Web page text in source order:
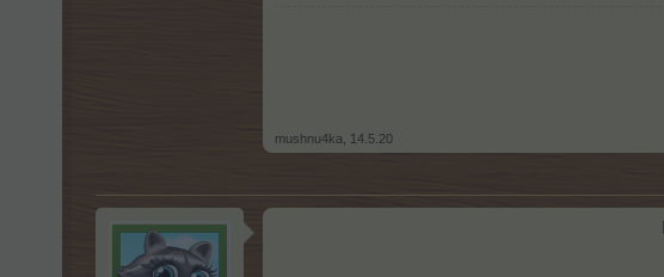
mushnu4ka 14.5.20